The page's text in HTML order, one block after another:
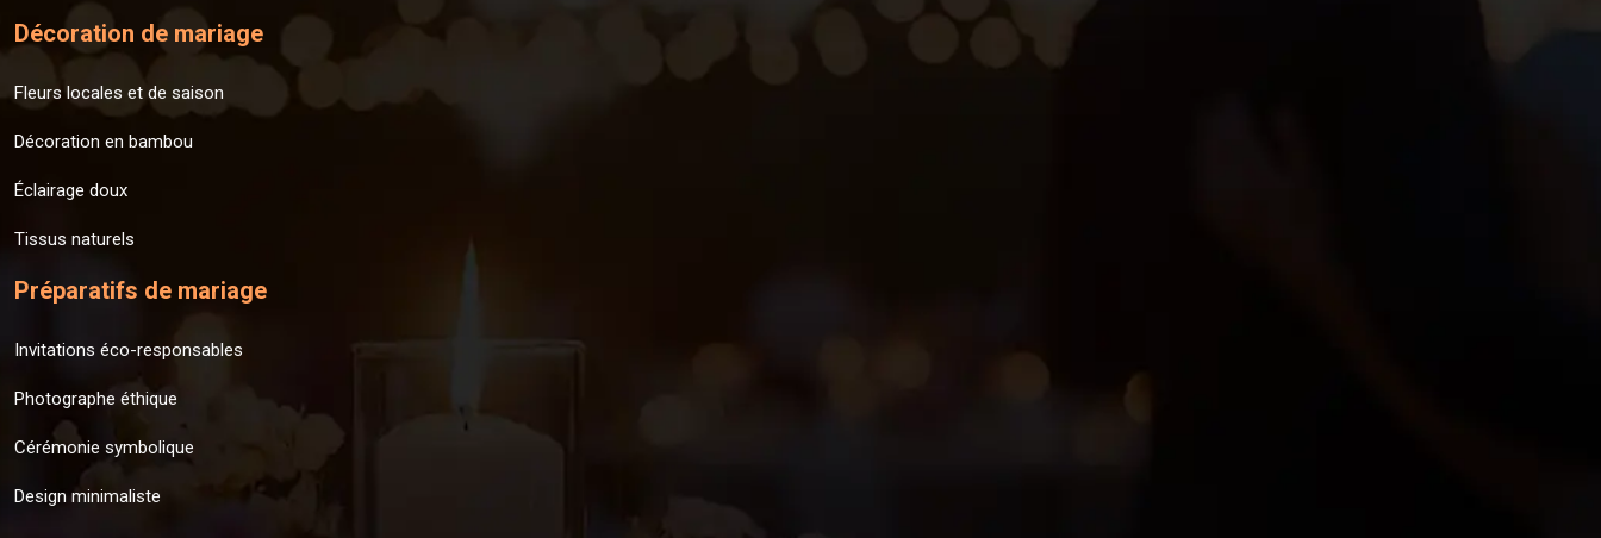
Décoration de mariage
Fleurs locales et de saison
Décoration en bambou
Éclairage doux
Tissus naturels
Préparatifs de mariage
Invitations éco-responsables
Photographe éthique
Cérémonie symbolique
Design minimaliste